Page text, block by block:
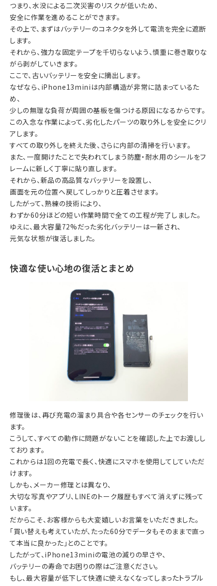
つまり、水没による二次災害のリスクが低いため、
安全に作業を進めることができます。
その上で、まずはバッテリーのコネクタを外して電流を完全に遮断
します。
それから、強力な固定テープを千切らないよう、慎重に巻き取りな
がら剥がしていきます。
ここで、古いバッテリーを安全に摘出します。
なぜなら、iPhone13miniは内部構造が非常に詰まっているた
め、
少しの無理な負荷が周囲の基板を傷つける原因になるからです。
この入念な作業によって、劣化したパーツの取り外しを安全にクリ
アします。
すべての取り外しを終えた後、さらに内部の清掃を行います。
また、一度開けたことで失われてしまう防塵・耐水用のシールをフ
レームに新しく丁寧に貼り直します。
それから、新品の高品質なバッテリーを設置し、
画面を元の位置へ戻してしっかりと圧着させます。
したがって、熟練の技術により、
わずか60分ほどの短い作業時間で全ての工程が完了しました。
ゆえに、最大容量72%だった劣化バッテリーは一新され、
元気な状態が復活しました。
快適な使い心地の復活とまとめ
修理後は、再び充電の溜まり具合や各センサーのチェックを行い
ます。
こうして、すべての動作に問題がないことを確認した上でお渡しし
ております。
これからは1回の充電で長く、快適にスマホを使用してしていただ
けます。
しかも、メーカー修理とは異なり、
大切な写真やアプリ、LINEのトーク履歴もすべて消えずに残って
います。
だからこそ、お客様からも大変嬉しいお言葉をいただきました。
「買い替えも考えていたが、たった60分でデータもそのままで直っ
て本当に良かった」とのことです。
したがって、iPhone13miniの電池の減りの早さや、
バッテリーの寿命でお困りの際はご注意ください。
もし、最大容量が低下して快適に使えなくなってしまったトラブル